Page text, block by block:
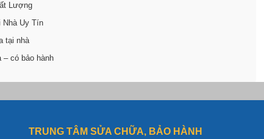
Lượng
Nhà Uy Tín
tại nhà
có bảo hành
TRUNG TÂM SỬA CHỮA, BẢO HÀNH